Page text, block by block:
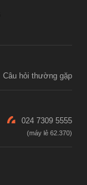
Câu hỏi thường gặp
024 7309 5555